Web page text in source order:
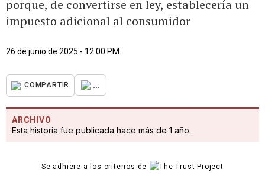
porque, de convertirse en ley, establecería un
impuesto adicional al consumidor
26 de junio de 2025 - 12:00 PM
COMPARTIR ...
ARCHIVO
Esta historia fue publicada hace más de 1 año.
Se adhiere a los criterios de